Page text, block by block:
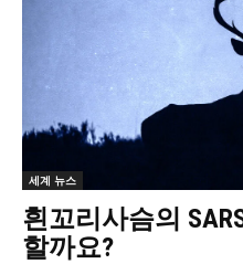
세계 뉴스
흰꼬리사슴의
할까요?